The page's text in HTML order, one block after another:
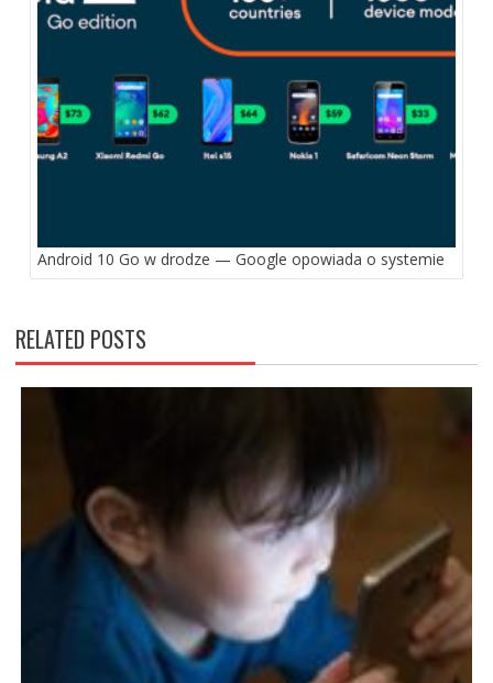
Android 10 Go w drodze — Google opowiada o systemie
RELATED POSTS